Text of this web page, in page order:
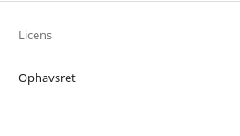
Licens
Ophavsret